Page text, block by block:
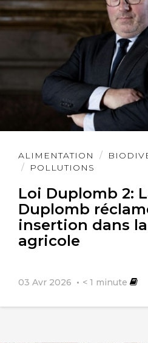
ALIMENTATION
POLLUTIONS
Loi Duplomb 2:
Duplomb
insertion dans
agricole
03 Avr 2026 < 1 minute
Lire
l'article